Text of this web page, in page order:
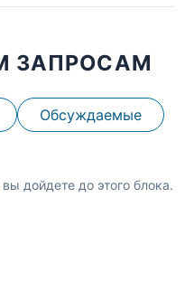
ЗАПРОСАМ
Обсуждаемые
дойдете до этого блока.